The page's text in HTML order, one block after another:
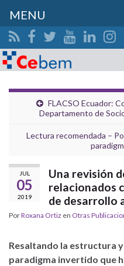
Search for:
FLACSO Ecuador:
Departamento de
Lectura recomendada –
JUL
05
2019
Una revisión
relacionados
de desarrollo
PorRoxana Ortiz en Otras
Resaltando la estructura
paradigma invertido que
MENU